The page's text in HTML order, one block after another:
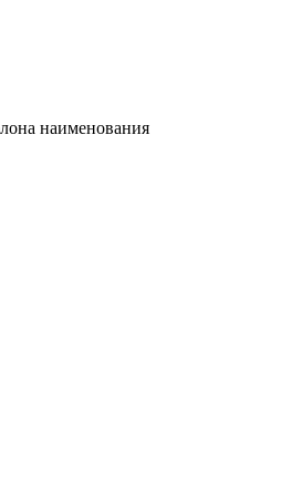
наименования